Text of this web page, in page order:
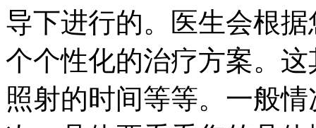
导下进行的。医生会根
个个性化的治疗方案。
照射的时间等等。一般